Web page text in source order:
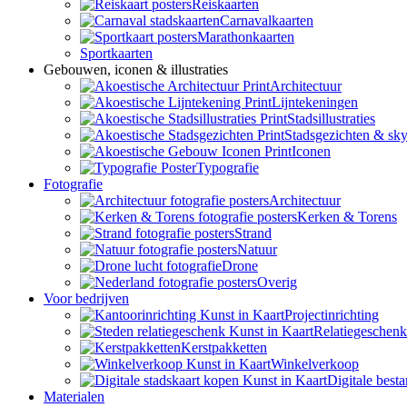
Reiskaarten
Carnavalkaarten
Marathonkaarten
Sportkaarten
Gebouwen, iconen & illustraties
Architectuur
Lijntekeningen
Stadsillustraties
Stadsgezichten &
Iconen
Typografie
Fotografie
Architectuur
Kerken & Torens
Strand
Natuur
Drone
Overig
Voor bedrijven
Projectinrichting
Kerstpakketten
Winkelverkoop
Digitale
Materialen